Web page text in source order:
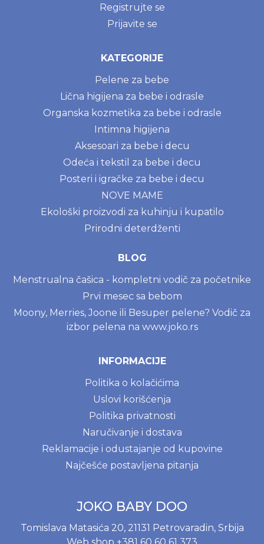
Registrujte se
Prijavite se
KATEGORIJE
Pelene za bebe
Lična higijena za bebe i odrasle
Organska kozmetika za bebe i odrasle
Intimna higijena
Aksesoari za bebe i decu
Odeća i tekstil za bebe i decu
Posteri i igračke za bebe i decu
NOVE MAME
Ekološki proizvodi za kuhinju i kupatilo
Prirodni deterdženti
BLOG
Menstrualna čašica - kompletni vodič za početnike
Prvi mesec sa bebom
Moony, Merries, Joone ili Besuper pelene? Vodič za
izbor pelena na www.joko.rs
INFORMACIJE
Politika o kolačićima
Uslovi korišćenja
Politika privatnosti
Naručivanje i dostava
Reklamacije i odustajanje od kupovine
Najčešće postavljena pitanja
JOKO BABY DOO
Tomislava Matasića 20, 21131 Petrovaradin, Srbija